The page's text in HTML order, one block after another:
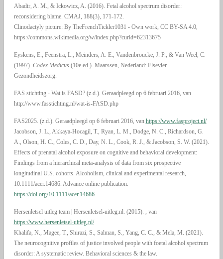
Abadir, A. M., & Ickowicz, A. (2016). Fetal alcohol spectrum disorder:
reconsidering blame. CMAJ, 188(3), 171-172.
Clinodactyly picture: By TheFrenchTickler1031 - Own work, CC BY-SA 4.0,
https://commons.wikimedia.org/w/index.php?curid=62313675
Eyskens, E., Feenstra, L., Meinders, A. E., Vandenbroucke, J. P., & Van Weel, C.
(1997). Codex Medicus(10e ed.). Maarssen, Nederland: Elsevier
Gezondheidszorg.
FAS stichting - Wat is FASD? (z.d.). Geraadpleegd op 6 februari 2016, van
http://www.fasstichting.nl/wat-is-FASD.php
FAS2025. (z.d.). Geraadpleegd op 6 februari 2016, van https://www.fasproject.nl/
Jacobson, J. L., Akkaya-Hocagil, T., Ryan, L. M., Dodge, N. C., Richardson, G.
A., Olson, H. C., Coles, C. D., Day, N. L., Cook, R. J., & Jacobson, S. W. (2021).
Effects of prenatal alcohol exposure on cognitive and behavioral development:
Findings from a hierarchical meta-analysis of data from six prospective
longitudinal U.S. cohorts. Alcoholism, clinical and experimental research,
10.1111/acer.14686. Advance online publication.
https://doi.org/10.1111/acer.14686
Hersenletsel uitleg team | Hersenletsel-uitleg.nl. (2015). , van
https://www.hersenletsel-uitleg.nl/
Khalifa, N., Magee, T., Shirazi, S., Salman, S., Yang, C. C., & Mela, M. (2021).
The neurocognitive profiles of justice involved people with foetal alcohol spectrum
disorder: A systematic review. Behavioral sciences & the law.